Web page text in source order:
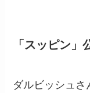
「スッピン
ダルビッシュさ